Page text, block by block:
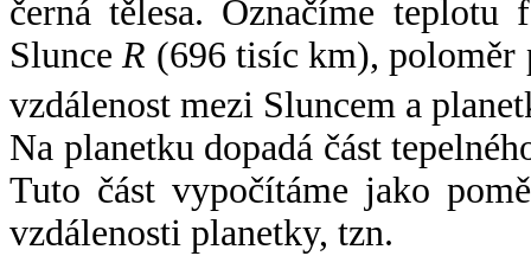
černá tělesa. Označíme
SlunceR (696 tisíc km),
vzdálenost mezi Sluncem a
Na planetku dopadá část
Tuto část vypočítáme jako
vzdálenosti planetky, tzn.